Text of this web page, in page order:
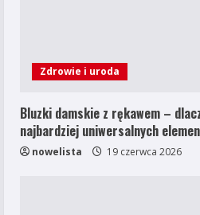
Zdrowie i uroda
Bluzki damskie z rękawem –
najbardziej uniwersalnych
nowelista 19 czerwca 2026